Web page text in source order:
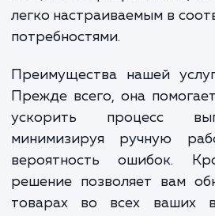
вам легко и быстро
товаров в любую
любые другие
специально
легко настраиваемым в
потребностями.
Преимущества нашей